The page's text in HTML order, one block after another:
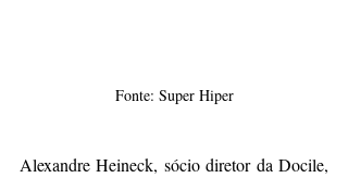
Fonte: Super Hiper
Alexandre Heineck, sócio diretor da Docile,